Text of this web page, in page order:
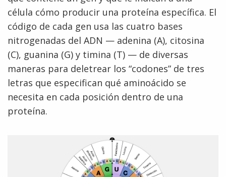
célula cómo producir una proteína específica. El
código de cada gen usa las cuatro bases
nitrogenadas del ADN — adenina (A), citosina
(C), guanina (G) y timina (T) — de diversas
maneras para deletrear los “codones” de tres
letras que especifican qué aminoácido se
necesita en cada posición dentro de una
proteína.